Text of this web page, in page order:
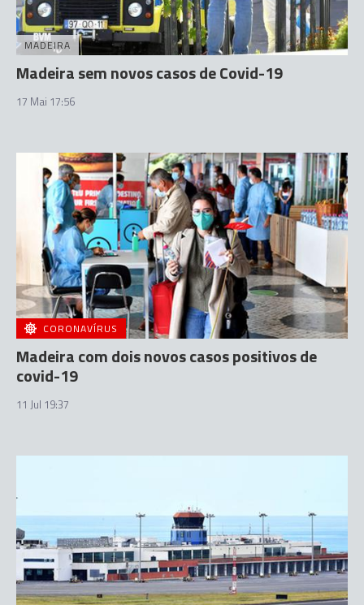
MADEIRA
Madeira sem novos casos de Covid-19
17 Mai 17:56
CORONAVÍRUS
Madeira com dois novos casos positivos de
covid-19
11 Jul 19:37